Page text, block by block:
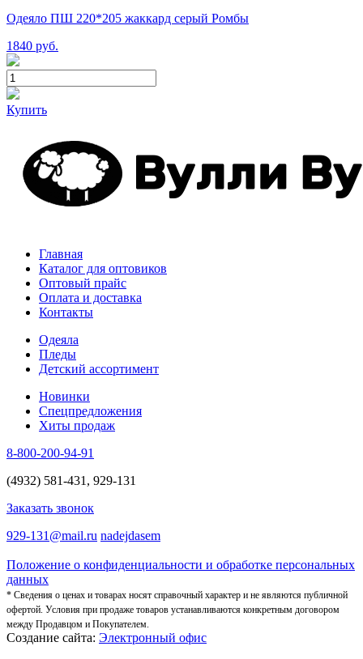
Одеяло ПШ 220*205 жаккард серый Ромбы
1840 руб.
Купить
Главная
Каталог для оптовиков
Оптовый прайс
Оплата и доставка
Контакты
Одеяла
Пледы
Детский ассортимент
Новинки
Спецпредложения
Хиты продаж
8-800-200-94-91
(4932) 581-431, 929-131
Заказать звонок
929-131@mail.ru nadejdasem
Положение о конфиденциальности и обработке персональных
данных
* Сведения о ценах и товарах носят справочный характер и не являются публичной
офертой. Условия при продаже товаров устанавливаются конкретным договором
между Продавцом и Покупателем.
Создание сайта: Электронный офис